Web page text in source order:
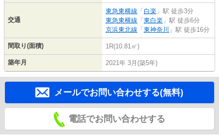
交通
東急東横線 「 白楽 」駅 徒歩3分
東急東横線 「 東白楽 」駅 徒歩6分
京浜東北線 「 東神奈川 」駅 徒歩16分
間取り(面積) 1R(10.81㎡)
築年月 2021年 3月(築5年)
メールでお問い合わせする(無料)
電話でお問い合わせする